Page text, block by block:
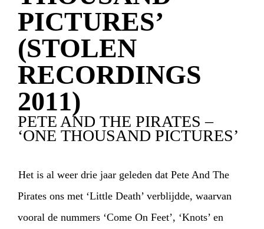
PICTURES’
(STOLEN
RECORDINGS
2011)
PETE AND THE PIRATES –
‘ONE THOUSAND PICTURES’
Het is al weer drie jaar geleden dat Pete And The
Pirates ons met ‘Little Death’ verblijdde, waarvan
vooral de nummers ‘Come On Feet’, ‘Knots’ en